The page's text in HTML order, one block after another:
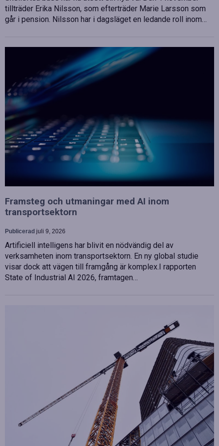
tillträder Erika Nilsson, som efterträder Marie Larsson som
går i pension. Nilsson har i dagsläget en ledande roll inom…
Framsteg och utmaningar med AI inom
transportsektorn
Publicerad juli 9, 2026
Artificiell intelligens har blivit en nödvändig del av
verksamheten inom transportsektorn. En ny global studie
visar dock att vägen till framgång är komplex.I rapporten
State of Industrial AI 2026, framtagen…